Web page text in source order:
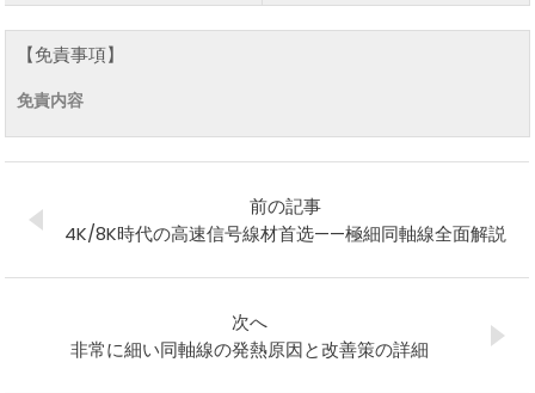
【免責事項】
免責内容
前の記事
4K/8K時代の高速信号線材首选——極細同軸線全面解説
次へ
非常に細い同軸線の発熱原因と改善策の詳細